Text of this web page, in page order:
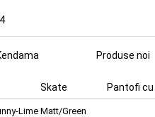
Produse noi
Skate Pantofi
Lime Matt/Green